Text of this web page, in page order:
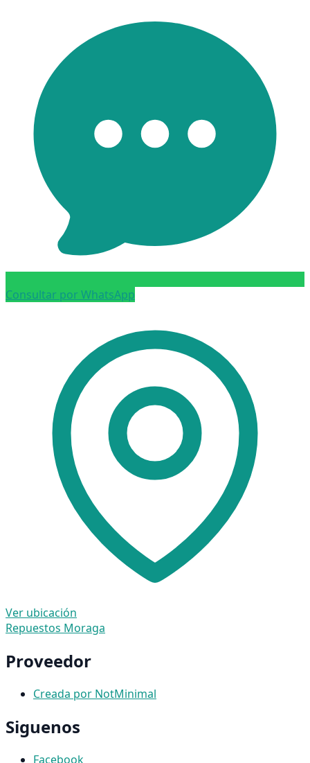
Consultar por WhatsApp
Ver ubicación
Repuestos Moraga
Proveedor
Creada por NotMinimal
Siguenos
Facebook